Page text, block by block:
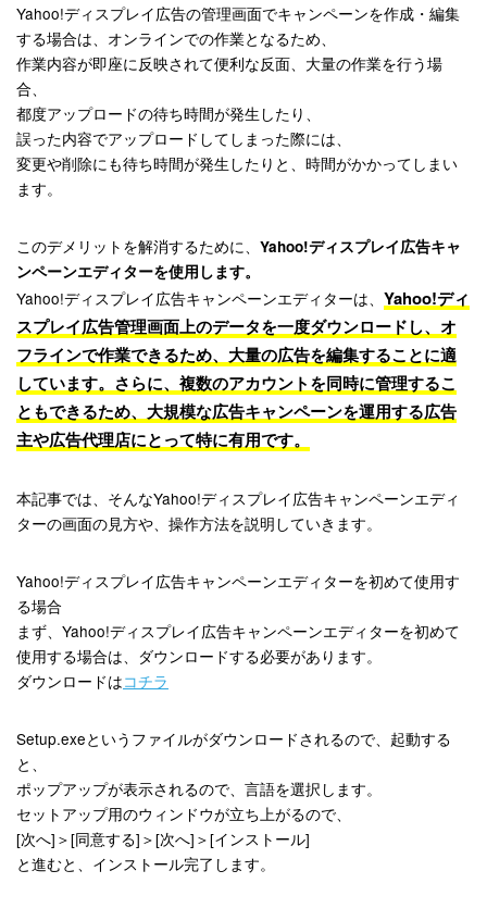
Yahoo!ディスプレイ広告の管理画面でキャンペーンを作成・編集
する場合は、オンラインでの作業となるため、
作業内容が即座に反映されて便利な反面、大量の作業を行う場
合、
都度アップロードの待ち時間が発生したり、
誤った内容でアップロードしてしまった際には、
変更や削除にも待ち時間が発生したりと、時間がかかってしまい
ます。
このデメリットを解消するために、 Yahoo!ディスプレイ広告キャ
ンペーンエディターを使用します。
Yahoo!ディスプレイ広告キャンペーンエディターは、 Yahoo!ディ
スプレイ広告管理画面上のデータを一度ダウンロードし、オ
フラインで作業できるため、大量の広告を編集することに適
しています。さらに、複数のアカウントを同時に管理するこ
ともできるため、大規模な広告キャンペーンを運用する広告
主や広告代理店にとって特に有用です。
本記事では、そんなYahoo!ディスプレイ広告キャンペーンエディ
ターの画面の見方や、操作方法を説明していきます。
Yahoo!ディスプレイ広告キャンペーンエディターを初めて使用す
る場合
まず、Yahoo!ディスプレイ広告キャンペーンエディターを初めて
使用する場合は、ダウンロードする必要があります。
ダウンロードはコチラ
Setup.exeというファイルがダウンロードされるので、起動する
と、
ポップアップが表示されるので、言語を選択します。
セットアップ用のウィンドウが立ち上がるので、
[次へ]＞[同意する]＞[次へ]＞[インストール]
と進むと、インストール完了します。